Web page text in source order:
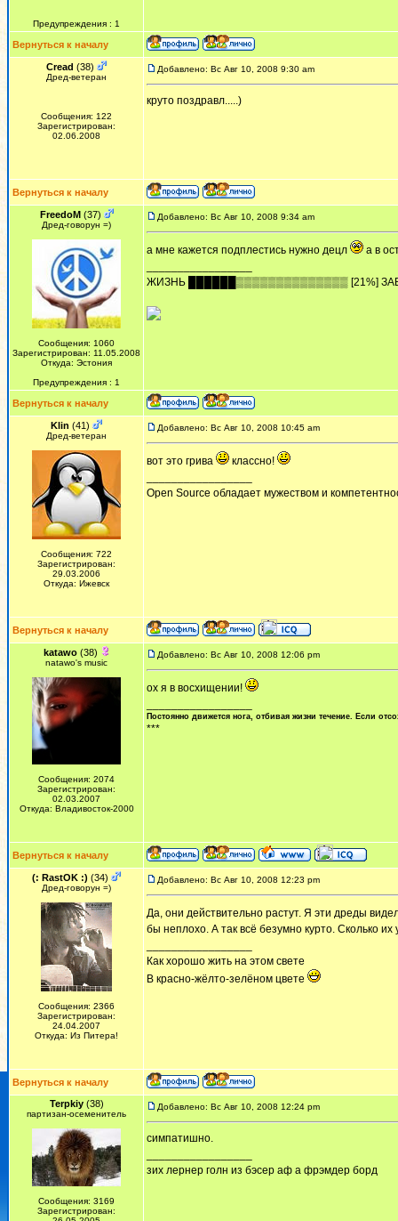
Предупреждения : 1
Вернуться к началу
Cread (38)
Дред-ветеран
Сообщения: 122
Зарегистрирован:
02.06.2008
Добавлено: Вс Авг 10, 2008 9:30 am
круто поздравл.....)
Вернуться к началу
FreedoM(37)
Дред-говорун =)
Сообщения: 1060
Зарегистрирован: 11.05.2008
Откуда: Эстония
Предупреждения : 1
Добавлено: Вс Авг 10, 2008 9:34 am
а мне кажется подплестись нужно децл
а в
ЖИЗHЬ ██████▒▒▒▒▒▒▒▒▒▒▒▒▒▒ [21%]
Вернуться к началу
Klin (41)
Дред-ветеран
Сообщения: 722
Зарегистрирован:
29.03.2006
Откуда: Ижевск
Добавлено: Вс Авг 10, 2008 10:45 am
вот это грива
классно!
Open Source обладает мужеством и
Вернуться к началу
katawo(38)
natawo's music
Сообщения: 2074
Зарегистрирован:
02.03.2007
Откуда: Владивосток-2000
Добавлено: Вс Авг 10, 2008 12:06 pm
ох я в восхищении!
Постоянно движется нога, отбивая жизни течение. Если
***
Вернуться к началу
(: RastOK :) (34)
Дред-говорун =)
Сообщения: 2366
Зарегистрирован:
24.04.2007
Откуда: Из Питера!
Добавлено: Вс Авг 10, 2008 12:23 pm
Да, они действительно растут. Я эти дреды
бы неплохо. А так всё безумно курто. Сколько их
Как хорошо жить на этом свете
В красно-жёлто-зелёном цвете
Вернуться к началу
Terpkiy(38)
партизан-осеменитель
Сообщения: 3169
Зарегистрирован:
Добавлено: Вс Авг 10, 2008 12:24 pm
симпатишно.
зих лернер голн из бэсер аф а фрэмдер борд